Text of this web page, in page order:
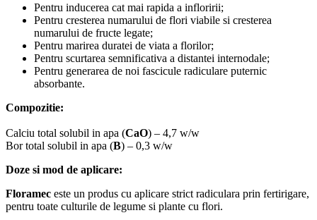
Pentru inducerea cat mai rapida a infloririi;
Pentru cresterea numarului de flori viabile si cresterea
numarului de fructe legate;
Pentru marirea duratei de viata a florilor;
Pentru scurtarea semnificativa a distantei internodale;
Pentru generarea de noi fascicule radiculare puternic
absorbante.
Compozitie:
Calciu total solubil in apa (CaO) – 4,7 w/w
Bor total solubil in apa (B) – 0,3 w/w
Doze si mod de aplicare:
Floramec este un produs cu aplicare strict radiculara prin fertirigare,
pentru toate culturile de legume si plante cu flori.